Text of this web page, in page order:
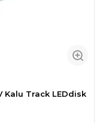
Kalu Track LEDdisk